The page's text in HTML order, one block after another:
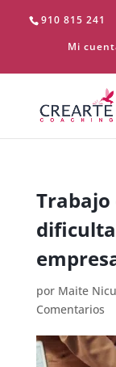
910 815 241
Mi
Trabajo
por Maite
Comentarios